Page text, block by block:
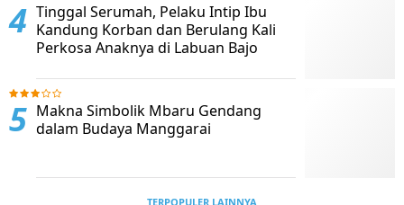
Tinggal Serumah, Pelaku Intip Ibu
Kandung Korban dan Berulang Kali
Perkosa Anaknya di Labuan Bajo
Makna Simbolik Mbaru Gendang
dalam Budaya Manggarai
TERPOPULER LAINNYA